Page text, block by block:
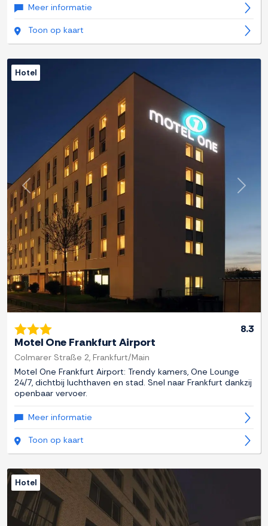
Meer informatie
Toon op kaart
Previous Next
Hotel
8.3
Motel One Frankfurt Airport
Colmarer Straße 2, Frankfurt/Main
Motel One Frankfurt Airport: Trendy kamers, One Lounge
24/7, dichtbij luchthaven en stad. Snel naar Frankfurt dankzij
openbaar vervoer.
Meer informatie
Toon op kaart
Hotel